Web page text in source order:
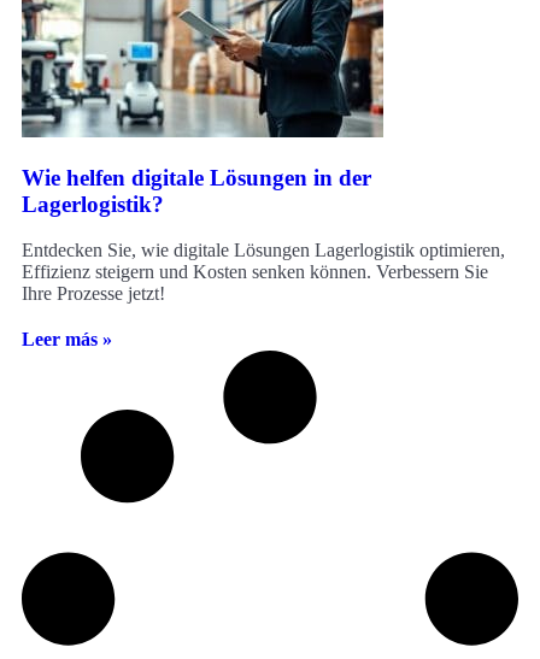
Wie helfen digitale Lösungen in der
Lagerlogistik?
Entdecken Sie, wie digitale Lösungen Lagerlogistik optimieren,
Effizienz steigern und Kosten senken können. Verbessern Sie
Ihre Prozesse jetzt!
Leer más »